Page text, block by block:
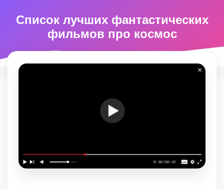
Список лучших фантастических
фильмов про космос